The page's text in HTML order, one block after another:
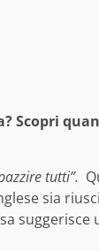
Scopri
tutti”.
sia
suggerisce